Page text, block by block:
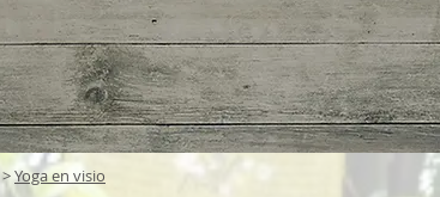
>Yoga en visio